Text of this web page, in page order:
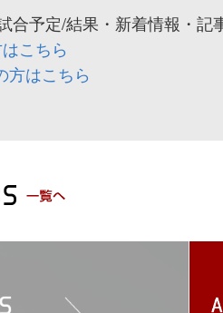
予定/結果・新着情報・
こちら
方はこちら